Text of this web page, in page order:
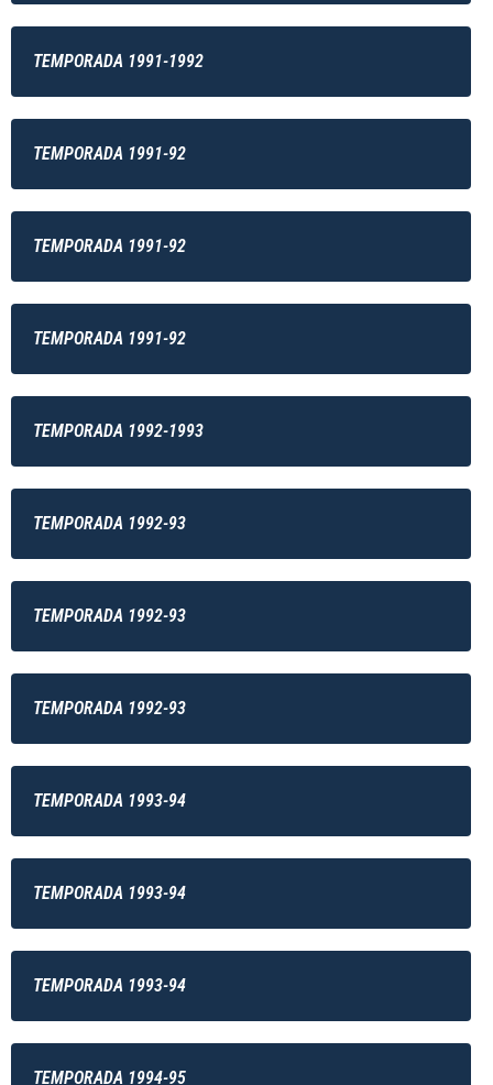
TEMPORADA 1991-1992
TEMPORADA 1991-92
TEMPORADA 1991-92
TEMPORADA 1991-92
TEMPORADA 1992-1993
TEMPORADA 1992-93
TEMPORADA 1992-93
TEMPORADA 1992-93
TEMPORADA 1993-94
TEMPORADA 1993-94
TEMPORADA 1993-94
TEMPORADA 1994-95